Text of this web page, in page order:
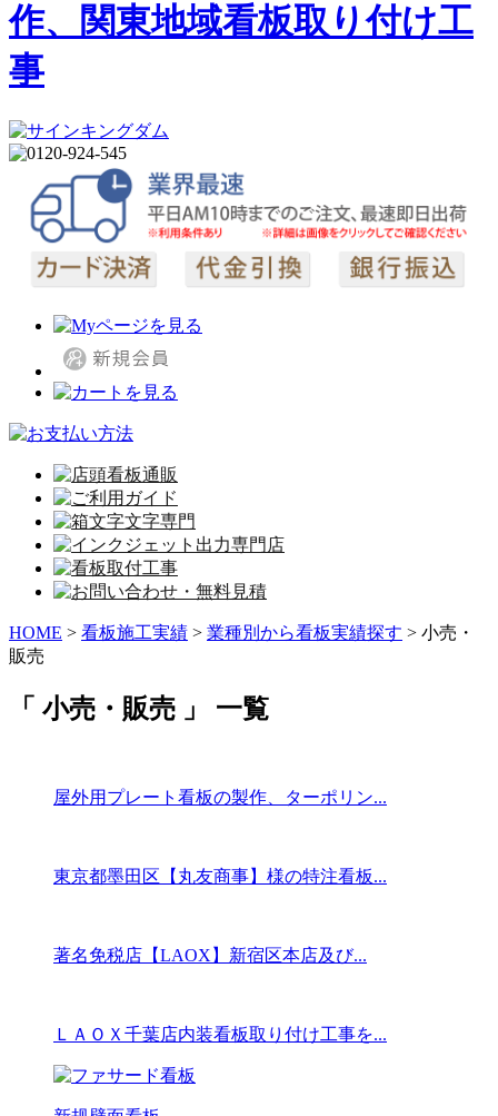
作、関東地域看板取り付け工
事
HOME > 看板施工実績 > 業種別から看板実績探す > 小売・
販売
「 小売・販売 」 一覧
屋外用プレート看板の製作、ターポリン...
東京都墨田区【丸友商事】様の特注看板...
著名免税店【LAOX】新宿区本店及び...
ＬＡＯＸ千葉店内装看板取り付け工事を...